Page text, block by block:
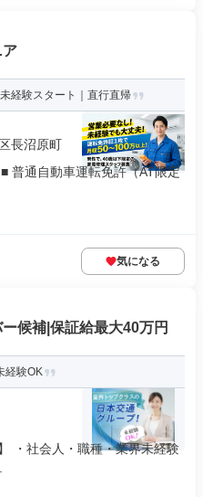
ア
経験スタート｜直行直帰
長沼原町
普通自動車運転免許（AT限定
気になる
候補|保証給最大40万円
経験OK
・社会人・職種・業界未経験